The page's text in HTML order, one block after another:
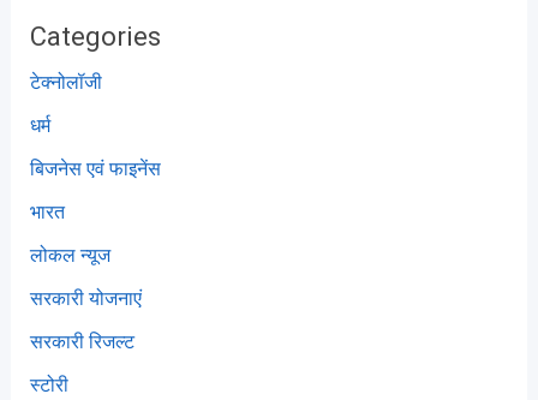
Categories
टेक्नोलॉजी
धर्म
बिजनेस एवं फाइनेंस
भारत
लोकल न्यूज
सरकारी योजनाएं
सरकारी रिजल्ट
स्टोरी